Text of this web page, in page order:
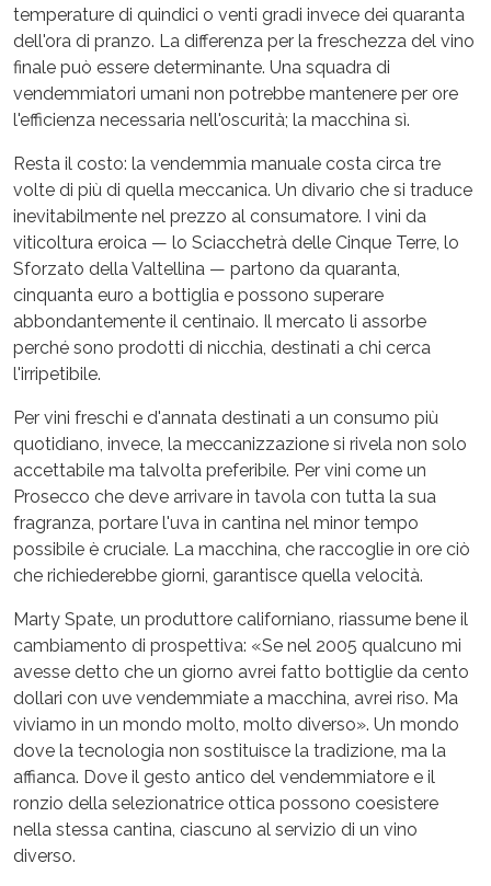
temperature di quindici o venti gradi invece dei quaranta
dell'ora di pranzo. La differenza per la freschezza del vino
finale può essere determinante. Una squadra di
vendemmiatori umani non potrebbe mantenere per ore
l'efficienza necessaria nell'oscurità; la macchina sì.
Resta il costo: la vendemmia manuale costa circa tre
volte di più di quella meccanica. Un divario che si traduce
inevitabilmente nel prezzo al consumatore. I vini da
viticoltura eroica — lo Sciacchetrà delle Cinque Terre, lo
Sforzato della Valtellina — partono da quaranta,
cinquanta euro a bottiglia e possono superare
abbondantemente il centinaio. Il mercato li assorbe
perché sono prodotti di nicchia, destinati a chi cerca
l'irripetibile.
Per vini freschi e d'annata destinati a un consumo più
quotidiano, invece, la meccanizzazione si rivela non solo
accettabile ma talvolta preferibile. Per vini come un
Prosecco che deve arrivare in tavola con tutta la sua
fragranza, portare l'uva in cantina nel minor tempo
possibile è cruciale. La macchina, che raccoglie in ore ciò
che richiederebbe giorni, garantisce quella velocità.
Marty Spate, un produttore californiano, riassume bene il
cambiamento di prospettiva: «Se nel 2005 qualcuno mi
avesse detto che un giorno avrei fatto bottiglie da cento
dollari con uve vendemmiate a macchina, avrei riso. Ma
viviamo in un mondo molto, molto diverso». Un mondo
dove la tecnologia non sostituisce la tradizione, ma la
affianca. Dove il gesto antico del vendemmiatore e il
ronzio della selezionatrice ottica possono coesistere
nella stessa cantina, ciascuno al servizio di un vino
diverso.